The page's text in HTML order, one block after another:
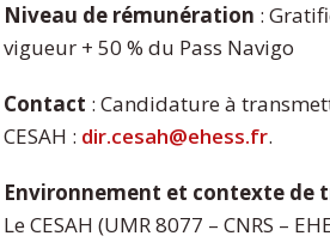
Niveau de rémunération :
vigueur + 50 % du Pass Navigo
Contact : Candidature à
CESAH : dir.cesah@ehess.fr.
Environnement et contexte de
Le CESAH (UMR 8077 – CNRS –